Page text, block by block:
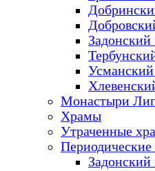
Задонский
Монастыри
Храмы
Утраченные
Периодические